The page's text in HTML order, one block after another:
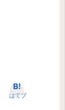
はてブ